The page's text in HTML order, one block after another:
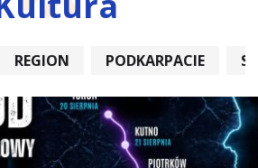
REGION PODKARPACIE